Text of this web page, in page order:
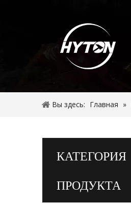
Вы здесь: Главная »
КАТЕГОРИЯ
ПРОДУКТА